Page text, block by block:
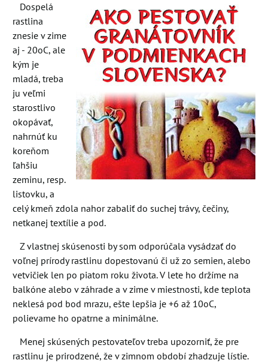
Dospelá
rastlina
znesie v zime
aj - 20oC, ale
kým je
mladá, treba
ju veľmi
starostlivo
okopávať,
nahrnúť ku
koreňom
ľahšiu
zeminu, resp.
listovku, a
celý kmeň zdola nahor zabaliť do suchej trávy, čečiny,
netkanej textílie a pod.
Z vlastnej skúsenosti by som odporúčala vysádzať do
voľnej prírody rastlinu dopestovanú či už zo semien, alebo
vetvičiek len po piatom roku života. V lete ho držíme na
balkóne alebo v záhrade a v zime v miestnosti, kde teplota
neklesá pod bod mrazu, ešte lepšia je +6 až 10oC,
polievame ho opatrne a minimálne.
Menej skúsených pestovateľov treba upozorniť, že pre
rastlinu je prirodzené, že v zimnom období zhadzuje lístie.